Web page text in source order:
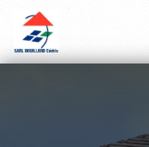
Panneau de gestion